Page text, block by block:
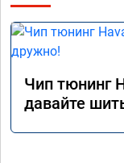
Чип тюнинг
давайте